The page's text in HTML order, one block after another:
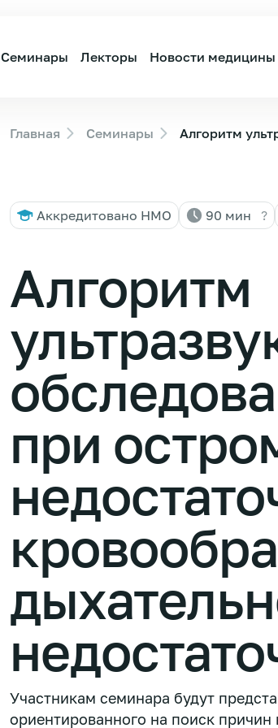
Семинары Лекторы Новости медицины
Главная Семинары Алгоритм
Аккредитовано НМО 90 мин ?
Алгоритм
при
Участникам семинара будут
ориентированного на поиск